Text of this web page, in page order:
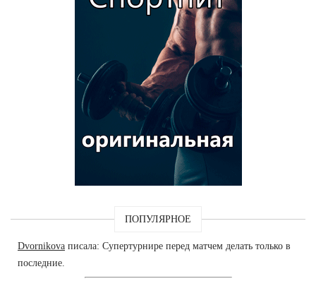
ПОПУЛЯРНОЕ
Dvornikova писала: Супертурнире перед матчем делать только в
последние.